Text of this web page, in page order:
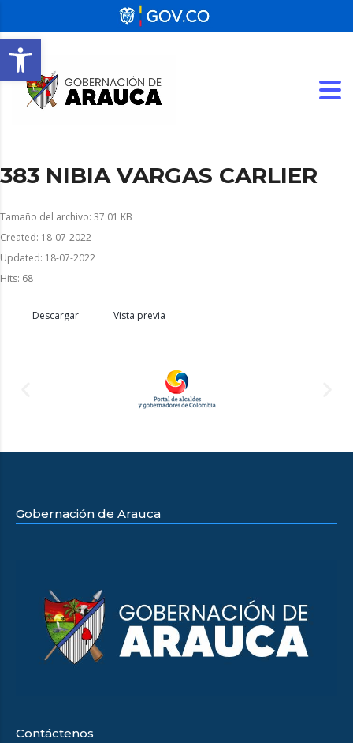
Abrir barra de herramientas
383 NIBIA VARGAS CARLIER
Tamaño del archivo: 37.01 KB
Created: 18-07-2022
Updated: 18-07-2022
Hits: 68
Descargar Vista previa
Gobernación de Arauca
Contáctenos